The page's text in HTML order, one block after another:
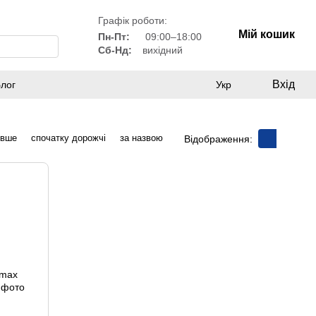
Графік роботи:
Пн-Пт:
09:00–18:00
Сб-Нд:
вихідний
Мій кошик
Укр Вхід
спочатку дорожчі за назвою Відображення: